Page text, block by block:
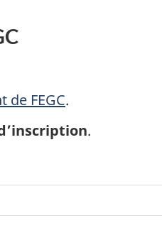
de FEGC.
.